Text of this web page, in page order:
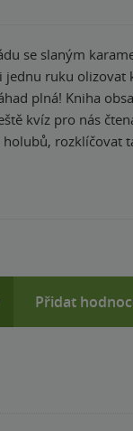
ruku
kvíz pro nás
rozklíčovat
Přidat